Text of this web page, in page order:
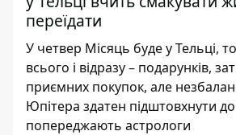
переїдати
У четвер Місяць буде у Тельці,
всього і відразу – подарунків,
приємних покупок, але
Юпітера здатен підштовхнути
попереджають астрологи